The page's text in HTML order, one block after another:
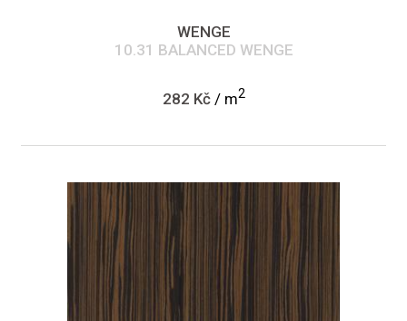
WENGE
10.31 BALANCED WENGE
282 Kč/ m2